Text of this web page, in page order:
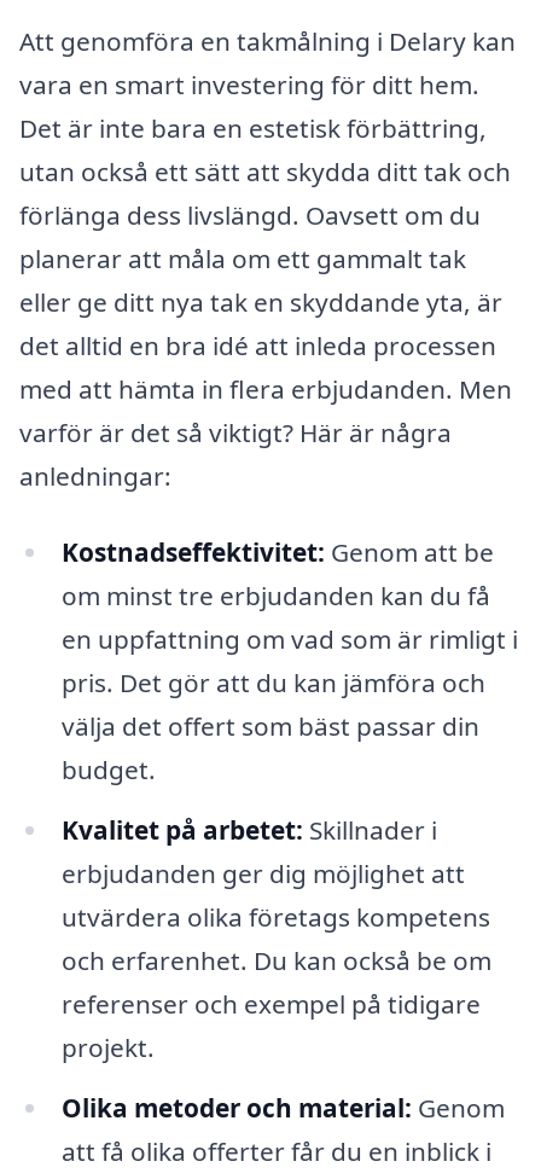
Att genomföra en takmålning i Delary kan
vara en smart investering för ditt hem.
Det är inte bara en estetisk förbättring,
utan också ett sätt att skydda ditt tak och
förlänga dess livslängd. Oavsett om du
planerar att måla om ett gammalt tak
eller ge ditt nya tak en skyddande yta, är
det alltid en bra idé att inleda processen
med att hämta in flera erbjudanden. Men
varför är det så viktigt? Här är några
anledningar:
Kostnadseffektivitet: Genom att be
om minst tre erbjudanden kan du få
en uppfattning om vad som är rimligt i
pris. Det gör att du kan jämföra och
välja det offert som bäst passar din
budget.
Kvalitet på arbetet: Skillnader i
erbjudanden ger dig möjlighet att
utvärdera olika företags kompetens
och erfarenhet. Du kan också be om
referenser och exempel på tidigare
projekt.
Olika metoder och material: Genom
att få olika offerter får du en inblick i